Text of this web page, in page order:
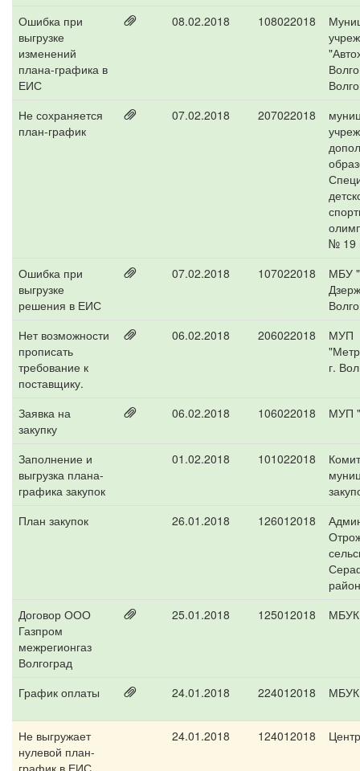
Ошибка при
выгрузке
изменений
плана-графика в
ЕИС
08.02.2018 108022018
Не сохраняется
план-график
07.02.2018 207022018
№ 19
Ошибка при
выгрузке
решения в ЕИС
07.02.2018 107022018
МБУ
Нет возможности
прописать
требование к
поставщику.
06.02.2018 206022018
МУП
г.
Заявка на
закупку
06.02.2018 106022018 МУП
Заполнение и
выгрузка плана-
графика закупок
01.02.2018 101022018
План закупок
26.01.2018 126012018
район
Договор ООО
Газпром
межрегионгаз
Волгоград
25.01.2018 125012018 МБУК
График оплаты 24.01.2018 224012018 МБУК
Не выгружает
нулевой план-
график в ЕИС
24.01.2018 124012018